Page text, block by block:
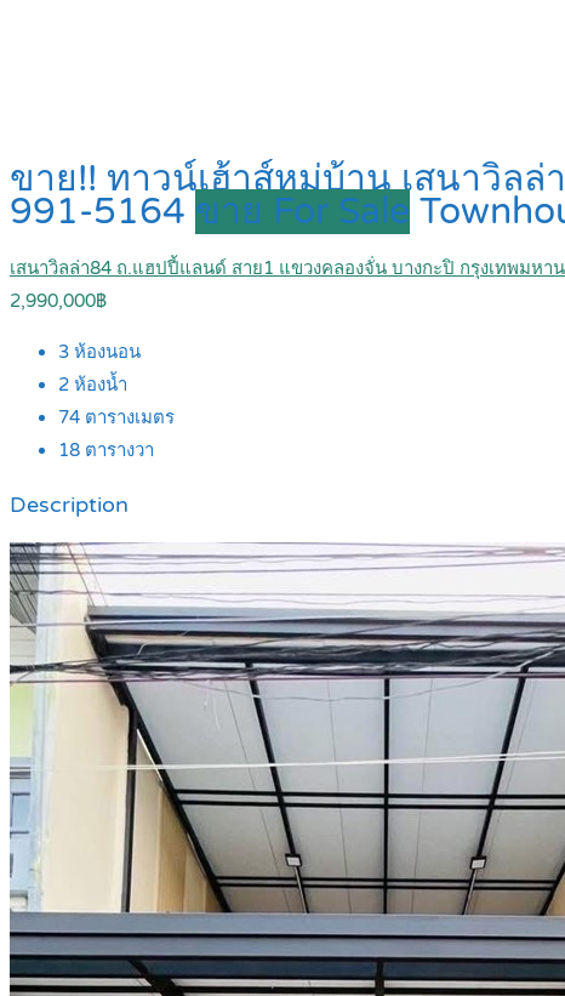
ขาย!! ทาวน์เฮ้าส์หมู่บ้าน เสนาวิล
991-5164 ขาย For Sale
เสนาวิลล่า84 ถ.แฮปปี้แลนด์ สาย1 แขวงคลองจั่น บางกะปิ กรุงเทพมหา
2,990,000฿
3 ห้องนอน
2 ห้องน้ำ
74 ตารางเมตร
18 ตารางวา
Description